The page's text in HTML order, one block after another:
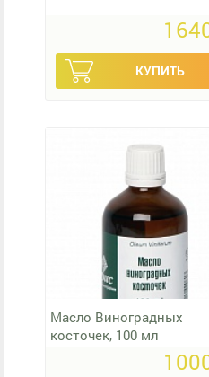
Масло Виноградных
косточек, 100 мл